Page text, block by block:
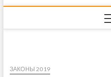
ЗАКОНЫ 2019